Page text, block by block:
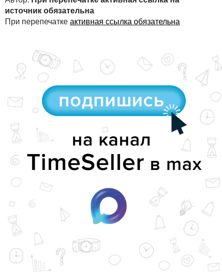
источник обязательна
При перепечатке активная ссылка обязательна